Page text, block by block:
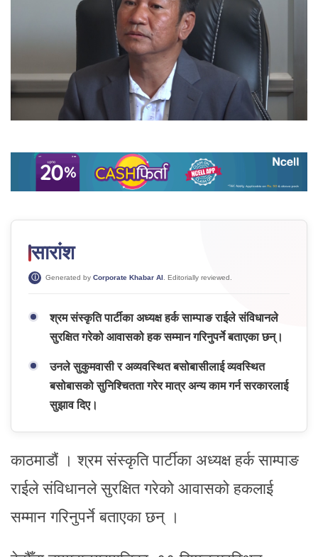
सारांश
Generated by Corporate Khabar AI . Editorially reviewed.
श्रम संस्कृति पार्टीका अध्यक्ष हर्क साम्पाङ राईले संविधानले
सुरक्षित गरेको आवासको हक सम्मान गरिनुपर्ने बताएका छन्।
उनले सुकुमवासी र अव्यवस्थित बसोबासीलाई व्यवस्थित
बसोबासको सुनिश्चितता गरेर मात्र अन्य काम गर्न सरकारलाई
सुझाव दिए।
काठमाडौं । श्रम संस्कृति पार्टीका अध्यक्ष हर्क साम्पाङ
राईले संविधानले सुरक्षित गरेको आवासको हकलाई
सम्मान गरिनुपर्ने बताएका छन् ।